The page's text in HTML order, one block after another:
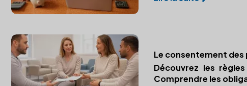
Le consentement
Découvrez les
Comprendre les